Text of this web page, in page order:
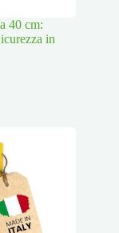
40 cm:
in